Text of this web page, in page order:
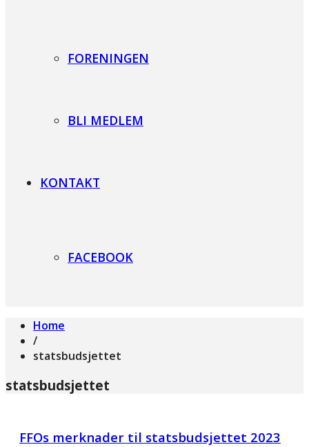
FORENINGEN
BLI MEDLEM
KONTAKT
FACEBOOK
Home
/
statsbudsjettet
statsbudsjettet
FFOs merknader til statsbudsjettet 2023